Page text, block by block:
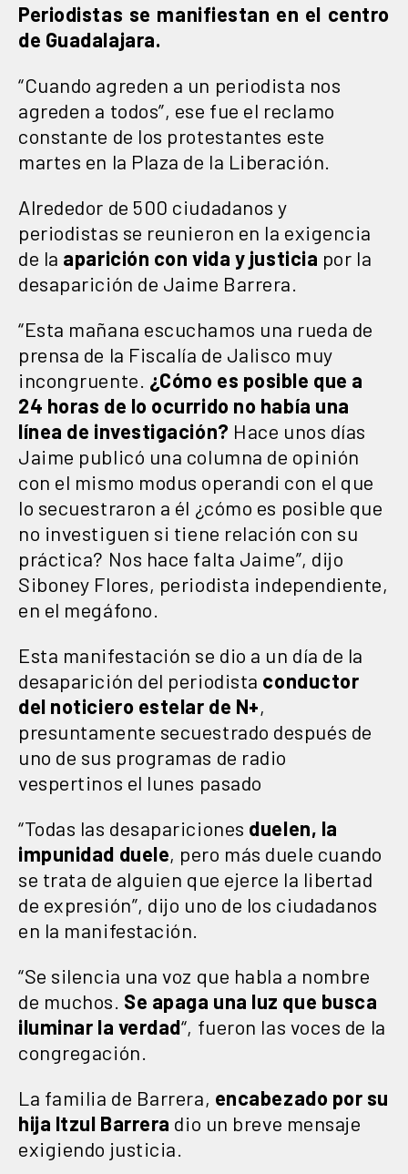
Periodistas se manifiestan en el centro
de Guadalajara.
“Cuando agreden a un periodista nos
agreden a todos”, ese fue el reclamo
constante de los protestantes este
martes en la Plaza de la Liberación.
Alrededor de 500 ciudadanos y
periodistas se reunieron en la exigencia
de la aparición con vida y justicia por la
desaparición de Jaime Barrera.
“Esta mañana escuchamos una rueda de
prensa de la Fiscalía de Jalisco muy
incongruente. ¿Cómo es posible que a
24 horas de lo ocurrido no había una
línea de investigación? Hace unos días
Jaime publicó una columna de opinión
con el mismo modus operandi con el que
lo secuestraron a él ¿cómo es posible que
no investiguen si tiene relación con su
práctica? Nos hace falta Jaime”, dijo
Siboney Flores, periodista independiente,
en el megáfono.
Esta manifestación se dio a un día de la
desaparición del periodista conductor
del noticiero estelar de N+,
presuntamente secuestrado después de
uno de sus programas de radio
vespertinos el lunes pasado
“Todas las desapariciones duelen, la
impunidad duele, pero más duele cuando
se trata de alguien que ejerce la libertad
de expresión”, dijo uno de los ciudadanos
en la manifestación.
“Se silencia una voz que habla a nombre
de muchos. Se apaga una luz que busca
iluminar la verdad“, fueron las voces de la
congregación.
La familia de Barrera, encabezado por su
hija Itzul Barrera dio un breve mensaje
exigiendo justicia.